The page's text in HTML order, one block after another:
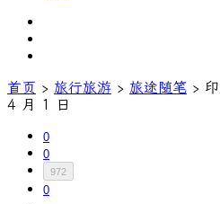
首页 › 旅行旅游 › 旅途随笔 ›
4 月 1 日
0
0
972
0